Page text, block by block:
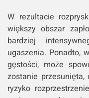
W rezultacie
większy obszar
bardziej
ugaszenia. Ponadto,
gęstości, może
zostanie
ryzyko